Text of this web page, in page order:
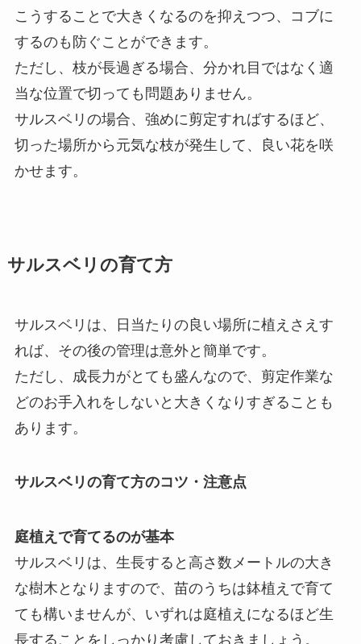
こうすることで大きくなるのを抑えつつ、コブに
するのも防ぐことができます。
ただし、枝が長過ぎる場合、分かれ目ではなく適
当な位置で切っても問題ありません。
サルスベリの場合、強めに剪定すればするほど、
切った場所から元気な枝が発生して、良い花を咲
かせます。
サルスベリの育て方
サルスベリは、日当たりの良い場所に植えさえす
れば、その後の管理は意外と簡単です。
ただし、成長力がとても盛んなので、剪定作業な
どのお手入れをしないと大きくなりすぎることも
あります。
サルスベリの育て方のコツ・注意点
庭植えで育てるのが基本
サルスベリは、生長すると高さ数メートルの大き
な樹木となりますので、苗のうちは鉢植えで育て
ても構いませんが、いずれは庭植えになるほど生
長することをしっかり考慮しておきましょう。